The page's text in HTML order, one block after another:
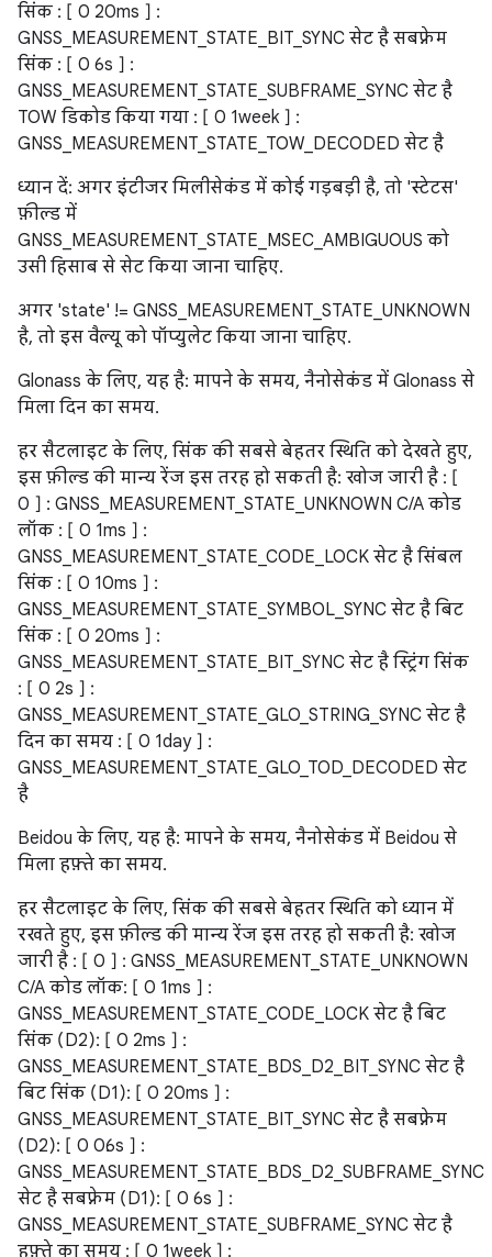
सिंक : [ 0 20ms ] :
GNSS_MEASUREMENT_STATE_BIT_SYNC सेट है सबफ़्रेम
सिंक : [ 0 6s ] :
GNSS_MEASUREMENT_STATE_SUBFRAME_SYNC सेट है
TOW डिकोड किया गया : [ 0 1week ] :
GNSS_MEASUREMENT_STATE_TOW_DECODED सेट है
ध्यान दें: अगर इंटीजर मिलीसेकंड में कोई गड़बड़ी है, तो 'स्टेटस'
फ़ील्ड में
GNSS_MEASUREMENT_STATE_MSEC_AMBIGUOUS को
उसी हिसाब से सेट किया जाना चाहिए.
अगर 'state' != GNSS_MEASUREMENT_STATE_UNKNOWN
है, तो इस वैल्यू को पॉप्युलेट किया जाना चाहिए.
Glonass के लिए, यह है: मापने के समय, नैनोसेकंड में Glonass से
मिला दिन का समय.
हर सैटलाइट के लिए, सिंक की सबसे बेहतर स्थिति को देखते हुए,
इस फ़ील्ड की मान्य रेंज इस तरह हो सकती है: खोज जारी है : [
0 ] : GNSS_MEASUREMENT_STATE_UNKNOWN C/A कोड
लॉक : [ 0 1ms ] :
GNSS_MEASUREMENT_STATE_CODE_LOCK सेट है सिंबल
सिंक : [ 0 10ms ] :
GNSS_MEASUREMENT_STATE_SYMBOL_SYNC सेट है बिट
सिंक : [ 0 20ms ] :
GNSS_MEASUREMENT_STATE_BIT_SYNC सेट है स्ट्रिंग सिंक
: [ 0 2s ] :
GNSS_MEASUREMENT_STATE_GLO_STRING_SYNC सेट है
दिन का समय : [ 0 1day ] :
GNSS_MEASUREMENT_STATE_GLO_TOD_DECODED सेट
है
Beidou के लिए, यह है: मापने के समय, नैनोसेकंड में Beidou से
मिला हफ़्ते का समय.
हर सैटलाइट के लिए, सिंक की सबसे बेहतर स्थिति को ध्यान में
रखते हुए, इस फ़ील्ड की मान्य रेंज इस तरह हो सकती है: खोज
जारी है : [ 0 ] : GNSS_MEASUREMENT_STATE_UNKNOWN
C/A कोड लॉक: [ 0 1ms ] :
GNSS_MEASUREMENT_STATE_CODE_LOCK सेट है बिट
सिंक (D2): [ 0 2ms ] :
GNSS_MEASUREMENT_STATE_BDS_D2_BIT_SYNC सेट है
बिट सिंक (D1): [ 0 20ms ] :
GNSS_MEASUREMENT_STATE_BIT_SYNC सेट है सबफ़्रेम
(D2): [ 0 0.6s ] :
GNSS_MEASUREMENT_STATE_BDS_D2_SUBFRAME_SYNC
सेट है सबफ़्रेम (D1): [ 0 6s ] :
GNSS_MEASUREMENT_STATE_SUBFRAME_SYNC सेट है
हफ़्ते का समय : [ 0 1week ] :